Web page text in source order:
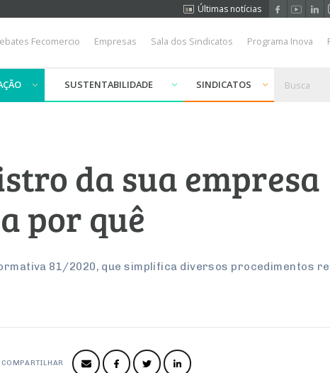
Últimas notícias
Fecomercio Empresas Sala dos Sindicatos Programa Inova
SUSTENTABILIDADE SINDICATOS
da sua empresa
por quê
81/2020, que simplifica diversos procedimentos
COMPARTILHAR